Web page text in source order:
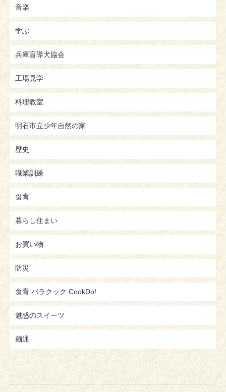
音楽
学ぶ
兵庫盲導犬協会
工場見学
料理教室
明石市立少年自然の家
歴史
職業訓練
食育
暮らし住まい
お買い物
防災
食育 バラクック CookDo!
魅惑のスイーツ
麺通